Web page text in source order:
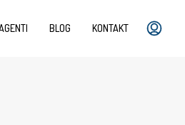
BLOG KONTAKT